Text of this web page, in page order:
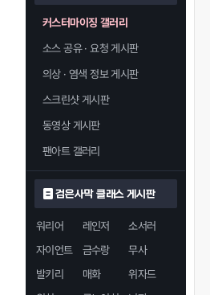
커스터마이징 갤러리
소스 공유 · 요청 게시판
의상 · 염색 정보 게시판
스크린샷 게시판
동영상 게시판
팬아트 갤러리
검은사막 클래스 게시판
워리어 레인저
소서러
자이언트
금수랑
무사
발키리
매화
위자드